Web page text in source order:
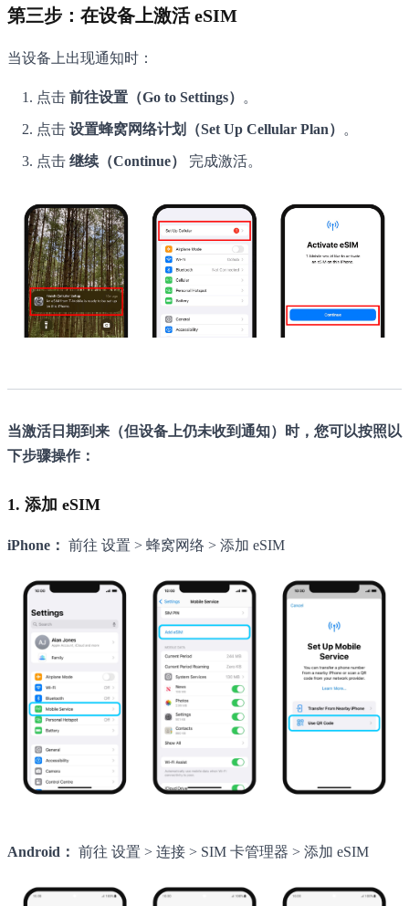
第三步：在设备上激活 eSIM
当设备上出现通知时：
点击 前往设置（Go to Settings） 。
点击 设置蜂窝网络计划（Set Up Cellular Plan） 。
点击 继续（Continue） 完成激活。
当激活日期到来（但设备上仍未收到通知）时，您可以按照以
下步骤操作：
1. 添加 eSIM
iPhone： 前往 设置 > 蜂窝网络 > 添加 eSIM
Android： 前往 设置 > 连接 > SIM 卡管理器 > 添加 eSIM